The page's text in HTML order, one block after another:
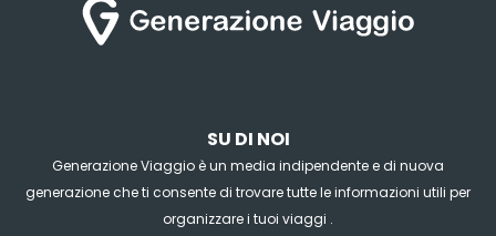
SU DI NOI
Generazione Viaggio è un media indipendente e di nuova
generazione che ti consente di trovare tutte le informazioni utili per
organizzare i tuoi viaggi .